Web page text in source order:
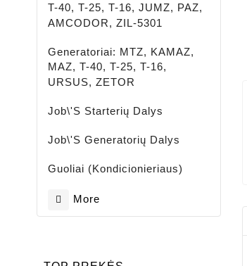
T-40, T-25, T-16, JUMZ, PAZ,
AMCODOR, ZIL-5301
Generatoriai: MTZ, KAMAZ,
MAZ, T-40, T-25, T-16,
URSUS, ZETOR
Job\'s Starterių Dalys
Job\'s Generatorių Dalys
Guoliai (kondicionieriaus)
More